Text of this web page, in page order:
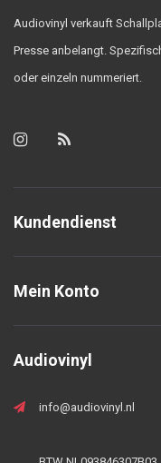
Audiovinyl verkauft
Presse anbelangt.
oder einzeln nummeriert.
Kundendienst
Mein Konto
Audiovinyl
info@audiovinyl.nl